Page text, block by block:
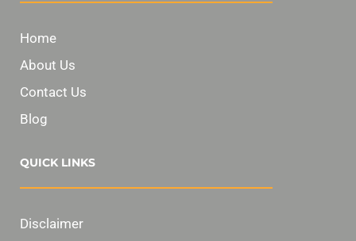
Home
About Us
Contact Us
Blog
QUICK LINKS
Disclaimer